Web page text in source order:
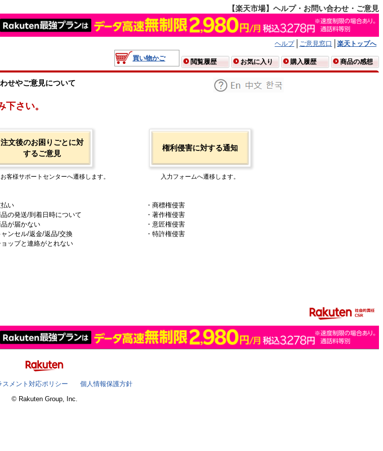
【楽天市場】ヘルプ・お問い合わせ・ご意見
ヘルプ ご意見窓口
楽天トップへ
買い物かご
閲覧履歴 お気に入り 購入履歴 商品の感想
せやご意見について
さい。
注文後のお困りごとに対
するご意見
客様サポートセンターへ遷移します。
払い
品の発送/到着日時について
品が届かない
ャンセル/返金/返品/交換
ョップと連絡がとれない
権利侵害に対する通知
入力フォームへ遷移します。
・商標権侵害
・著作権侵害
・意匠権侵害
・特許権侵害
スメント対応ポリシー
個人情報保護方針
© Rakuten Group, Inc.